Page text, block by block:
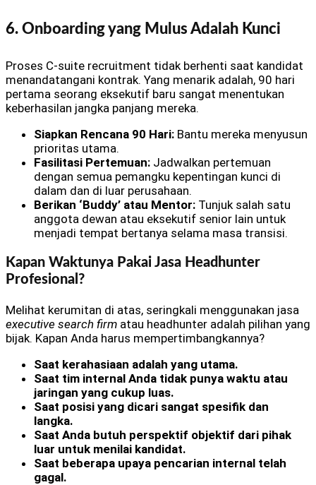
6. Onboarding yang Mulus Adalah Kunci
Proses C-suite recruitment tidak berhenti saat kandidat
menandatangani kontrak. Yang menarik adalah, 90 hari
pertama seorang eksekutif baru sangat menentukan
keberhasilan jangka panjang mereka.
Siapkan Rencana 90 Hari: Bantu mereka menyusun
prioritas utama.
Fasilitasi Pertemuan: Jadwalkan pertemuan
dengan semua pemangku kepentingan kunci di
dalam dan di luar perusahaan.
Berikan ‘Buddy’ atau Mentor: Tunjuk salah satu
anggota dewan atau eksekutif senior lain untuk
menjadi tempat bertanya selama masa transisi.
Kapan Waktunya Pakai Jasa Headhunter
Profesional?
Melihat kerumitan di atas, seringkali menggunakan jasa
executive search firm atau headhunter adalah pilihan yang
bijak. Kapan Anda harus mempertimbangkannya?
Saat kerahasiaan adalah yang utama.
Saat tim internal Anda tidak punya waktu atau
jaringan yang cukup luas.
Saat posisi yang dicari sangat spesifik dan
langka.
Saat Anda butuh perspektif objektif dari pihak
luar untuk menilai kandidat.
Saat beberapa upaya pencarian internal telah
gagal.